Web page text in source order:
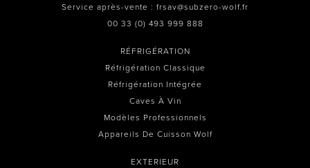
Service après-vente : frsav@subzero-wolf.fr
00 33 (0) 493 999 888
RÉFRIGÉRATION
Réfrigération Classique
Réfrigération Intégrée
Caves À Vin
Modèles Professionnels
Appareils De Cuisson Wolf
EXTERIEUR